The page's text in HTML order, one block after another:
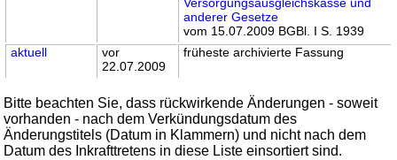
anderer Gesetze
vom 15.07.2009 BGBl. I S. 1939
aktuell
vor
22.07.2009
früheste archivierte Fassung
Bitte beachten Sie, dass rückwirkende Änderungen - soweit
vorhanden - nach dem Verkündungsdatum des
Änderungstitels (Datum in Klammern) und nicht nach dem
Datum des Inkrafttretens in diese Liste einsortiert sind.